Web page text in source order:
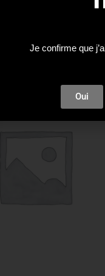
Je confirme que
Oui